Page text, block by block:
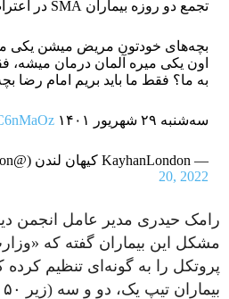
تجمع دو روزه بیماران SMA در اعتراض به نبود دارو
بچه‌های خودتون مریض میشن یکی
اون یکی میره آلمان درمان
به ما؟ فقط ما باید بریم امام رضا
سه‌شنبه ۲۹ شهریور ۱۴۰۱
— KayhanLondon کیهان لندن (@KayhanLondon)
20, 2022
رامک حیدری مدیر عامل انجمن
مشکل این بیماران گفته که
پروتکل را به گونه‌ای تنظیم